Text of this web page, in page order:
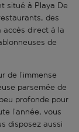
situé à Playa De
des
direct à la
de
de l’immense
parsemée de
profonde pour
l’année, vous
disposez aussi